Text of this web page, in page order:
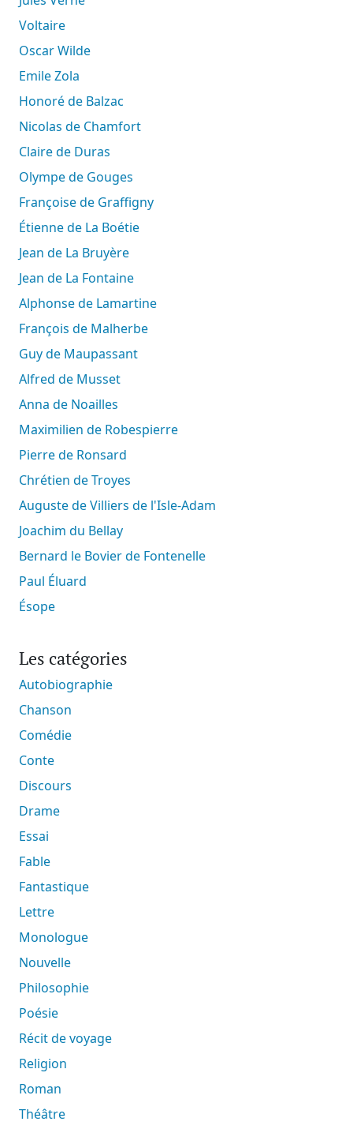
Voltaire
Oscar Wilde
Emile Zola
Honoré de Balzac
Nicolas de Chamfort
Claire de Duras
Olympe de Gouges
Françoise de Graffigny
Étienne de La Boétie
Jean de La Bruyère
Jean de La Fontaine
Alphonse de Lamartine
François de Malherbe
Guy de Maupassant
Alfred de Musset
Anna de Noailles
Maximilien de Robespierre
Pierre de Ronsard
Chrétien de Troyes
Auguste de Villiers de l'Isle-Adam
Joachim du Bellay
Bernard le Bovier de Fontenelle
Paul Éluard
Ésope
Les catégories
Autobiographie
Chanson
Comédie
Conte
Discours
Drame
Essai
Fable
Fantastique
Lettre
Monologue
Nouvelle
Philosophie
Poésie
Récit de voyage
Religion
Roman
Théâtre